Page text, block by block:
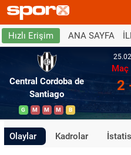
Hızlı Erişim ANA SAYFA
Central Cordoba de
Santiago
G M M M B
Maç
2
Olaylar Kadrolar